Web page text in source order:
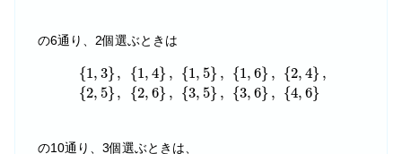
の6通り、2個選ぶときは
{1, 3}, {1, 4} , {1, 5} , {1, 6} , {2, 4} ,
{2, 5}, {2, 6} , {3, 5} , {3, 6} , {4, 6}
1,3 }, { 4} {1 , { 1,6 {2 4}, 5} {2
の10通り、3個選ぶときは、